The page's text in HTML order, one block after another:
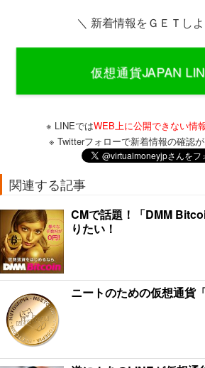
＼ 新着情報をＧＥＴし
※ LINEではWEB上に公開できない情
※ Twitterフォローで新着情報の確認が
関連する記事
CMで話題！「DMM
りたい！
ニートのための仮想通貨